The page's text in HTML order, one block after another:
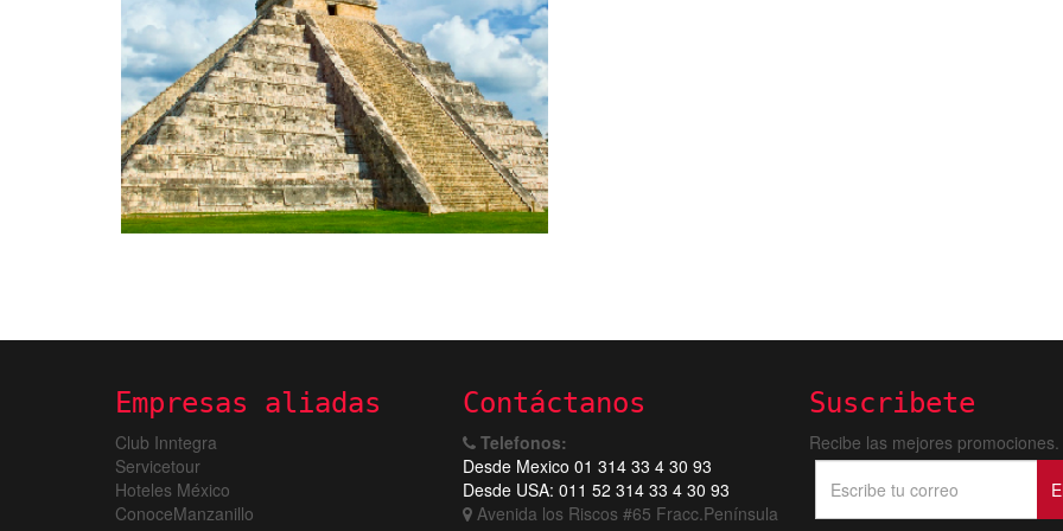
Empresas aliadas
Club Inntegra
Servicetour
Hoteles México
ConoceManzanillo
Contáctanos
Telefonos:
Desde Mexico 01 314 33 4 30 93
Desde USA: 011 52 314 33 4 30 93
Avenida los Riscos #65 Fracc.Península
Suscribete
Recibe las mejores promociones.